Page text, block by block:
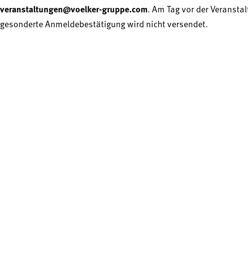
veranstaltungen@voelker-gruppe.com. Am Tag vor der
gesonderte Anmeldebestätigung wird nicht versendet.